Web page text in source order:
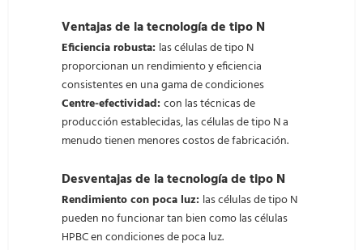
Ventajas de la tecnología de tipo N
Eficiencia robusta: las células de tipo N
proporcionan un rendimiento y eficiencia
consistentes en una gama de condiciones
Centre-efectividad: con las técnicas de
producción establecidas, las células de tipo N a
menudo tienen menores costos de fabricación.
Desventajas de la tecnología de tipo N
Rendimiento con poca luz: las células de tipo N
pueden no funcionar tan bien como las células
HPBC en condiciones de poca luz.